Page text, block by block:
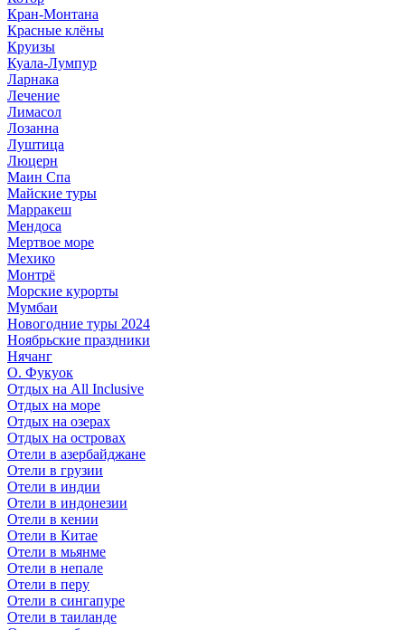
Кран-Монтана
Красные клёны
Круизы
Куала-Лумпур
Ларнака
Лечение
Лимасол
Лозанна
Луштица
Люцерн
Маин Спа
Майские туры
Марракеш
Мендоса
Мертвое море
Мехико
Монтрё
Морские курорты
Мумбаи
Новогодние туры 2024
Ноябрьские праздники
Нячанг
О. Фукуок
Отдых на All Inclusive
Отдых на море
Отдых на озерах
Отдых на островах
Отели в азербайджане
Отели в грузии
Отели в индии
Отели в индонезии
Отели в кении
Отели в Китае
Отели в мьянме
Отели в непале
Отели в перу
Отели в сингапуре
Отели в таиланде